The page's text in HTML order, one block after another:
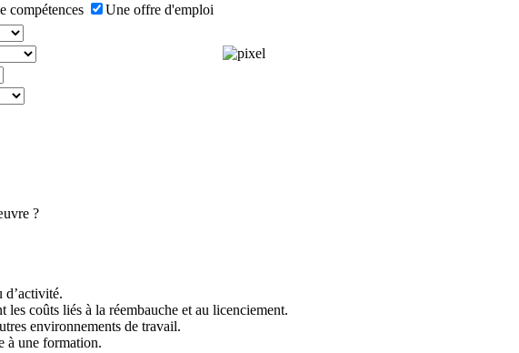
compétences
Une offre d'emploi
?
d’activité.
coûts liés à la réembauche et au licenciement.
environnements de travail.
à une formation.